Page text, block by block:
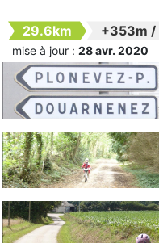
29.6km +353m /
mise à jour : 28 avr. 2020